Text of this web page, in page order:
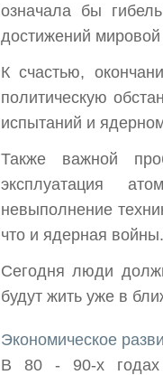
означала бы
достижений
К счастью,
политическую
испытаний и
Также важной
эксплуатация
невыполнение
что и ядерная войны.
Сегодня люди
будут жить уже в
Экономическое
В 80 - 90-х годах